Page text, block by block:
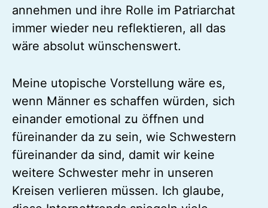
annehmen und ihre Rolle im Patriarchat
immer wieder neu reflektieren, all das
wäre absolut wünschenswert.
Meine utopische Vorstellung wäre es,
wenn Männer es schaffen würden, sich
einander emotional zu öffnen und
füreinander da zu sein, wie Schwestern
füreinander da sind, damit wir keine
weitere Schwester mehr in unseren
Kreisen verlieren müssen. Ich glaube,